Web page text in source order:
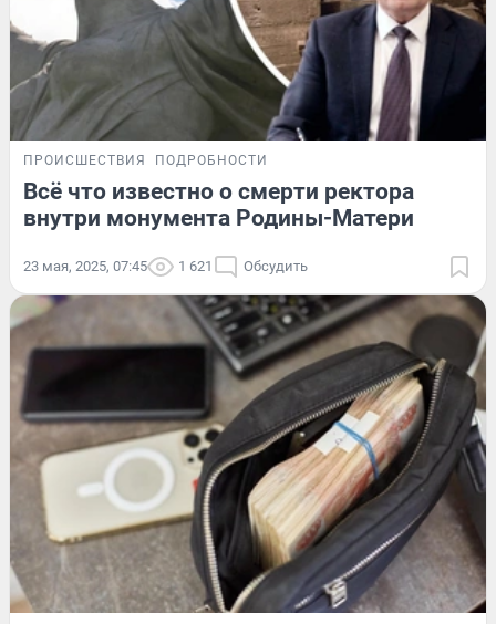
ПРОИСШЕСТВИЯ ПОДРОБНОСТИ
Всё что известно о смерти ректора
внутри монумента Родины-Матери
23 мая, 2025, 07:45 1 621 Обсудить